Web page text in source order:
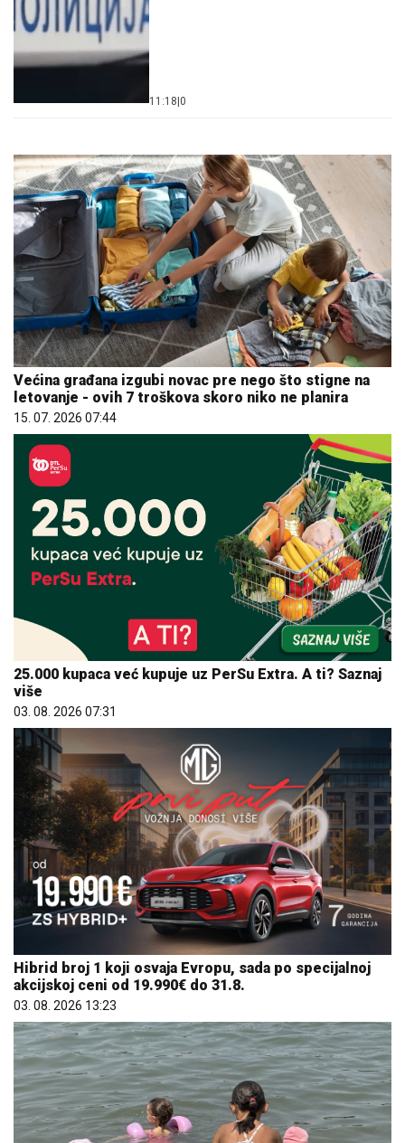
11:18 0
Većina građana izgubi novac pre nego što stigne na
letovanje - ovih 7 troškova skoro niko ne planira
15. 07. 2026 07:44
25.000 kupaca već kupuje uz PerSu Extra. A ti? Saznaj
više
03. 08. 2026 07:31
Hibrid broj 1 koji osvaja Evropu, sada po specijalnoj
akcijskoj ceni od 19.990€ do 31.8.
03. 08. 2026 13:23